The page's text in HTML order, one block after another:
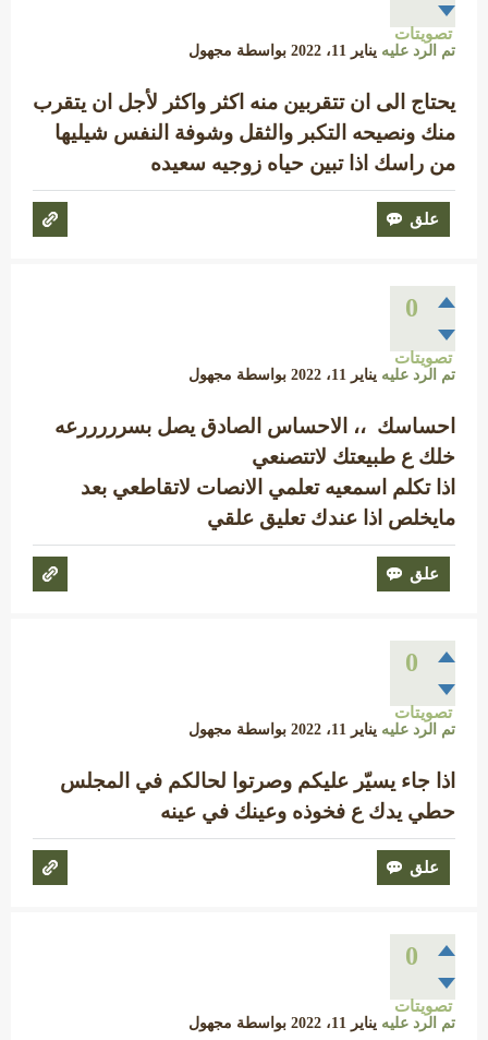
تصويتات
تم الرد عليه يناير 11، 2022 بواسطة مجهول
يحتاج الى ان تتقربين منه اكثر واكثر لأجل ان يتقرب
منك ونصيحه التكبر والثقل وشوفة النفس شيليها
من راسك اذا تبين حياه زوجيه سعيده
0
تصويتات
تم الرد عليه يناير 11، 2022 بواسطة مجهول
احساسك ،، الاحساس الصادق يصل بسرررررعه
خلك ع طبيعتك لاتتصنعي
اذا تكلم اسمعيه تعلمي الانصات لاتقاطعي بعد
مايخلص اذا عندك تعليق علقي
0
تصويتات
تم الرد عليه يناير 11، 2022 بواسطة مجهول
اذا جاء يسيّر عليكم وصرتوا لحالكم في المجلس
حطي يدك ع فخوذه وعينك في عينه
0
تصويتات
تم الرد عليه يناير 11، 2022 بواسطة مجهول